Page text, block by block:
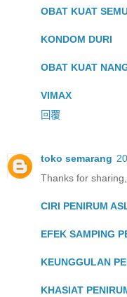
OBAT KUAT
KONDOM DURI
OBAT KUAT
VIMAX
回覆
toko semarang
Thanks for
CIRI PENIRUM
EFEK SAMPING
KEUNGGULAN
KHASIAT